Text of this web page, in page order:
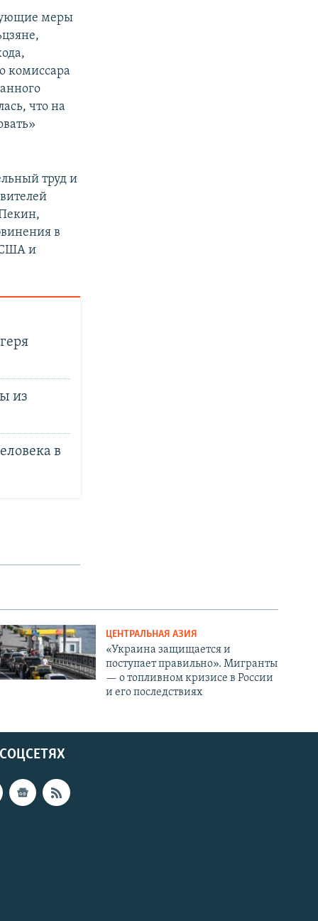
меры
комиссара
что на
труд и
в
США и
из
в
ЦЕНТРАЛЬНАЯ АЗИЯ
«Украина защищается и
поступает правильно». Мигранты
— о топливном кризисе в России
и его последствиях